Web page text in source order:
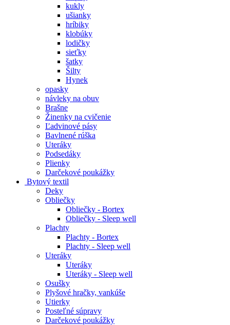
kukly
ušianky
hríbiky
klobúky
lodičky
sieťky
šatky
Šilty
Hynek
opasky
návleky na obuv
Brašne
Žinenky na cvičenie
Ľadvinové pásy
Bavlnené rúška
Uteráky
Podsedáky
Plienky
Darčekové poukážky
Bytový textil
Deky
Obliečky
Obliečky - Bortex
Obliečky - Sleep well
Plachty
Plachty - Bortex
Plachty - Sleep well
Uteráky
Uteráky
Uteráky - Sleep well
Osušky
Plyšové hračky, vankúše
Utierky
Posteľné súpravy
Darčekové poukážky